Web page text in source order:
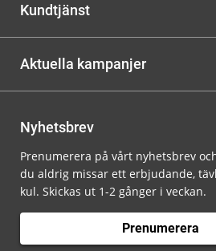
Kundtjänst
Aktuella kampanjer
Nyhetsbrev
Prenumerera på vårt nyhetsbrev
du aldrig missar ett erbjudande,
kul. Skickas ut 1-2 gånger i veckan.
Prenumerera